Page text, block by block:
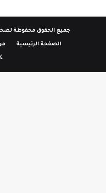
جميع الحقوق محفوظة لصحيفة
الصفحة الرئيسية